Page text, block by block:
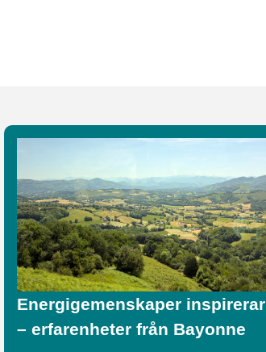
Energigemenskaper inspirerar
– erfarenheter från Bayonne